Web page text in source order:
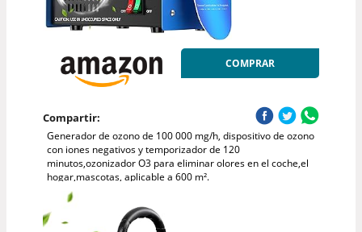
COMPRAR
Compartir:
Generador de ozono de 100 000 mg/h, dispositivo de ozono
con iones negativos y temporizador de 120
minutos,ozonizador O3 para eliminar olores en el coche,el
hogar,mascotas, aplicable a 600 m².